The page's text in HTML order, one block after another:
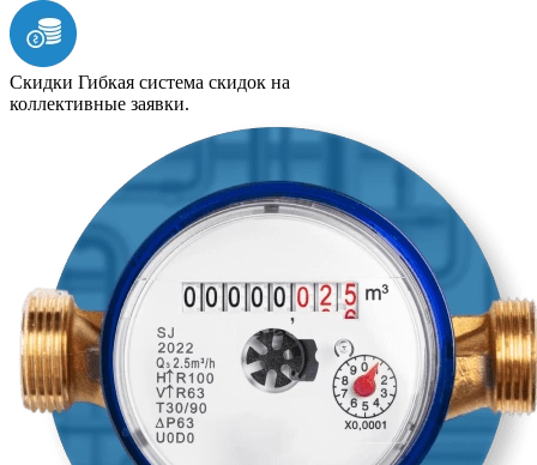
Скидки Гибкая система скидок на
коллективные заявки.